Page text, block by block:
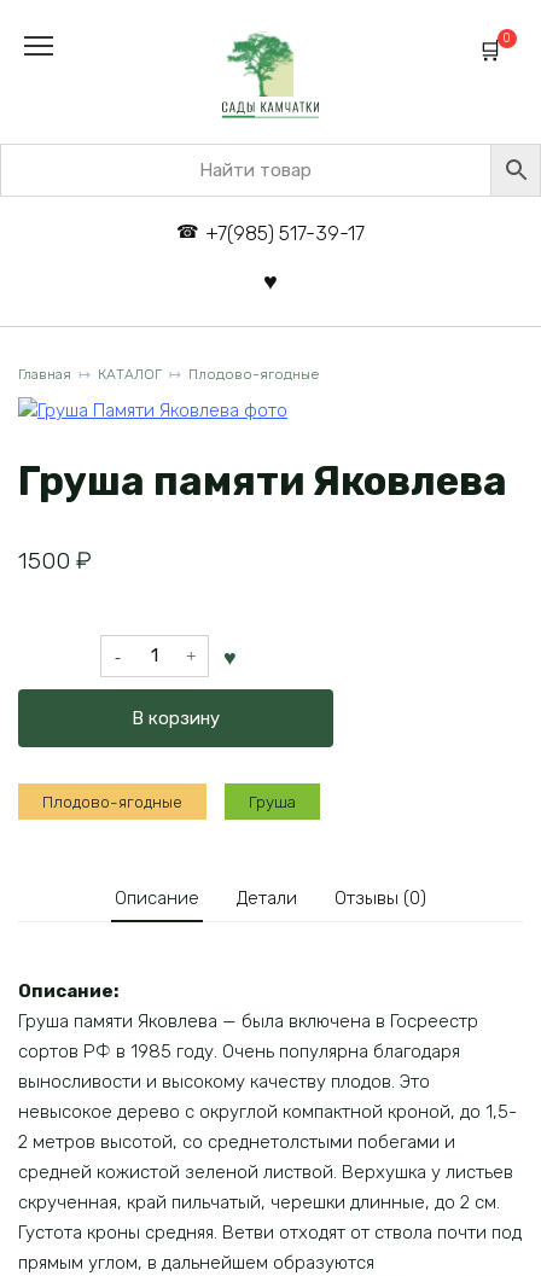
+7(985) 517-39-17
0
Главная КАТАЛОГ Плодово-ягодные
Груша памяти Яковлева
1500 ₽
Количество
товара
памяти
Яковлева
В корзину
Плодово-ягодные Груша
Описание Детали Отзывы (0)
Описание:
Груша памяти Яковлева — была включена в Госреестр
сортов РФ в 1985 году. Очень популярна благодаря
выносливости и высокому качеству плодов. Это
невысокое дерево с округлой компактной кроной, до 1,5-
2 метров высотой, со среднетолстыми побегами и
средней кожистой зеленой листвой. Верхушка у листьев
скрученная, край пильчатый, черешки длинные, до 2 см.
Густота кроны средняя. Ветви отходят от ствола почти под
прямым углом, в дальнейшем образуются